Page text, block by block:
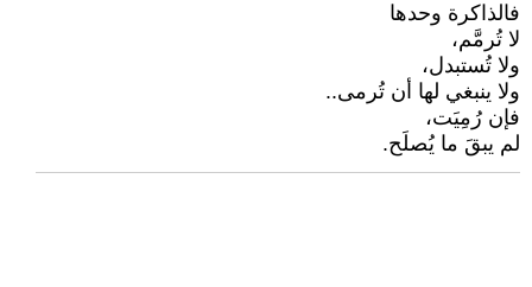
فالذاكرة وحدها
لا تُرمَّم،
ولا تُستبدل،
ولا ينبغي لها أن تُرمى..
فإن رُمِيَت،
لم يبقَ ما يُصلَح.